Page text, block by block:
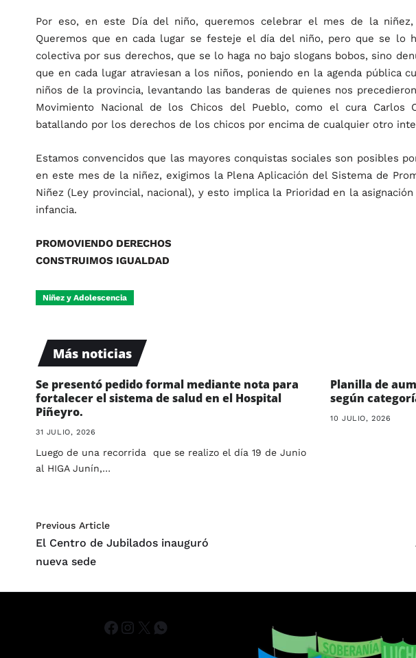
Por eso, en este Día del niño, queremos celebrar el mes de la
Queremos que en cada lugar se festeje el día del niño, pero que se lo
colectiva por sus derechos, que se lo haga no bajo slogans bobos, sino
que en cada lugar atraviesan a los niños, poniendo en la agenda pública
niños de la provincia, levantando las banderas de quienes nos
Movimiento Nacional de los Chicos del Pueblo, como el cura Carlos
batallando por los derechos de los chicos por encima de cualquier otro
Estamos convencidos que las mayores conquistas sociales son posibles
en este mes de la niñez, exigimos la Plena Aplicación del Sistema de
Niñez (Ley provincial, nacional), y esto implica la Prioridad en la
infancia.
PROMOVIENDO DERECHOS
CONSTRUIMOS IGUALDAD
Niñez y Adolescencia
Más noticias
Se presentó pedido formal mediante nota para
fortalecer el sistema de salud en el Hospital
Piñeyro.
31 JULIO, 2026
Luego de una recorrida que se realizo el día 19 de Junio
al HIGA Junín,…
Planilla de
según
10 JULIO, 2026
Previous Article
El Centro de Jubilados inauguró
nueva sede